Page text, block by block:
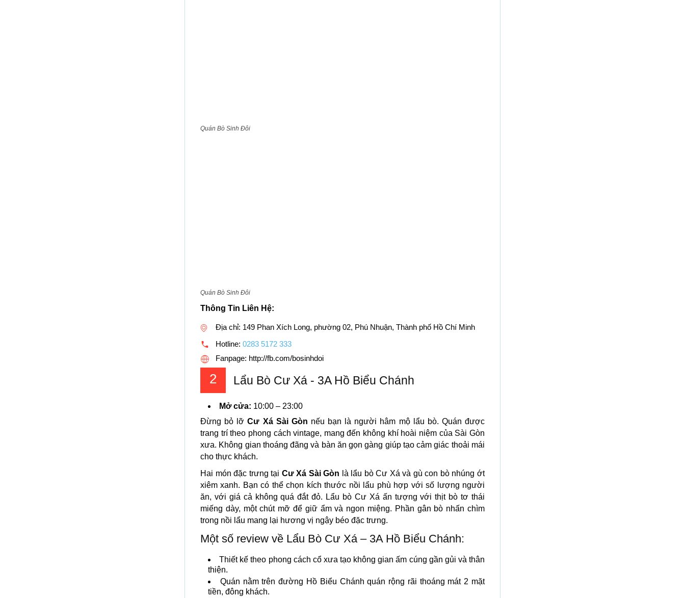
Quán Bò Sinh Đôi
Quán Bò Sinh Đôi
Thông Tin Liên Hệ:
Địa chỉ: 149 Phan Xích Long, phường 02, Phú Nhuận, Thành phố Hồ Chí Minh
Hotline: 0283 5172 333
Fanpage: http://fb.com/bosinhdoi
2 Lẩu Bò Cư Xá - 3A Hồ Biểu Chánh
Mở cửa: 10:00 – 23:00
Đừng bỏ lỡCư Xá Sài Gòn nếu bạn là người hâm mộ lẩu bò. Quán được
trang trí theo phong cách vintage, mang đến không khí hoài niệm của Sài Gòn
xưa. Không gian thoáng đãng và bàn ăn gọn gàng giúp tạo cảm giác thoải mái
cho thực khách.
Hai món đặc trưng tại Cư Xá Sài Gòn là lẩu bò Cư Xá và gù con bò nhúng ớt
xiêm xanh. Bạn có thể chọn kích thước nồi lẩu phù hợp với số lượng người
ăn, với giá cả không quá đắt đỏ. Lẩu bò Cư Xá ấn tượng với thịt bò tơ thái
miếng dày, một chút mỡ để giữ ẩm và ngon miệng. Phần gân bò nhấn chìm
trong nồi lẩu mang lại hương vị ngậy béo đặc trưng.
Một số review về Lẩu Bò Cư Xá – 3A Hồ Biểu Chánh:
Thiết kế theo phong cách cổ xưa tạo không gian ấm cúng gần gủi và thân
thiện.
Quán nằm trên đường Hồ Biểu Chánh quán rộng rãi thoáng mát 2 mặt
tiền, đông khách.